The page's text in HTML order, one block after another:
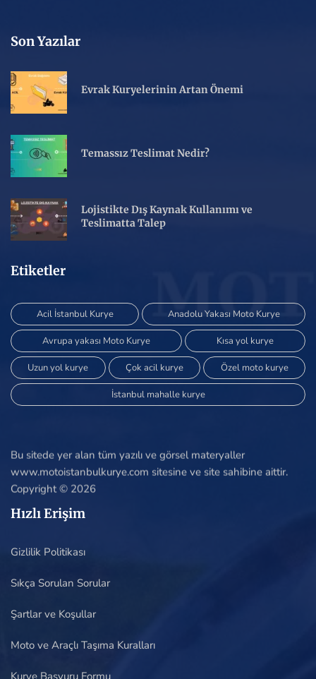
Son Yazılar
Evrak Kuryelerinin Artan Önemi
Temassız Teslimat Nedir?
Lojistikte Dış Kaynak Kullanımı ve
Teslimatta Talep
Etiketler
Acil İstanbul Kurye Anadolu Yakası Moto Kurye
Avrupa yakası Moto Kurye Kısa yol kurye
Uzun yol kurye Çok acil kurye Özel moto kurye
İstanbul mahalle kurye
www.motoistanbulkurye.com sitesine ve site sahibine aittir.
Copyright © 2026
Hızlı Erişim
Gizlilik Politikası
Sıkça Sorulan Sorular
Şartlar ve Koşullar
Moto ve Araçlı Taşıma Kuralları